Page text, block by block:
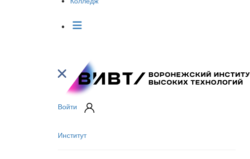
Войти
Институт